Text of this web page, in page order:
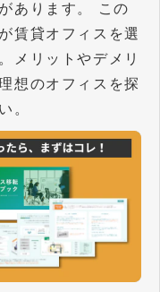
あります。 この
賃貸オフィスを選
メリットやデメリ
想のオフィスを探
。